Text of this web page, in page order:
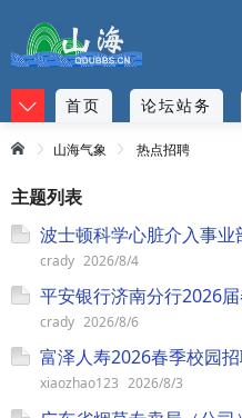
首页 论坛站务
山海气象 热点招聘
主题列表
波士顿科学心脏介入事
crady 2026/8/4
crady 2026/8/6
富泽人寿2026春季校园
xiaozhao123 2026/8/3